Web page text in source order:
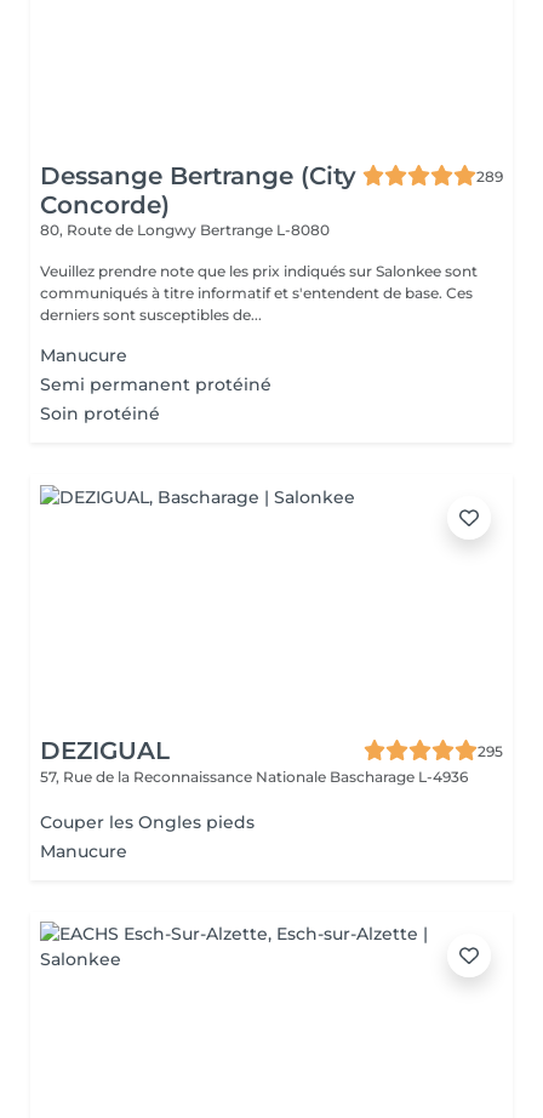
Dessange Bertrange (City
Concorde)
289
80, Route de Longwy Bertrange L-8080
Veuillez prendre note que les prix indiqués sur Salonkee sont
communiqués à titre informatif et s'entendent de base. Ces
derniers sont susceptibles de...
Manucure
Semi permanent protéiné
Soin protéiné
DEZIGUAL
295
57, Rue de la Reconnaissance Nationale Bascharage L-4936
Couper les Ongles pieds
Manucure